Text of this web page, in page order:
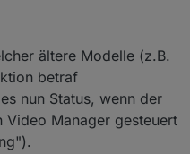
im Allgemeinen)
ältere Modelle (z.B.
betraf
nun Status, wenn der
Video Manager gesteuert